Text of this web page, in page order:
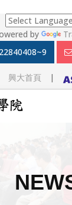
by
興大首頁|